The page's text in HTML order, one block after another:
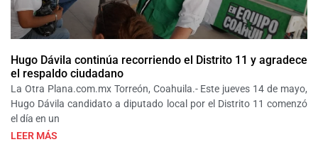
Hugo Dávila continúa recorriendo el Distrito 11 y agradece
el respaldo ciudadano
La Otra Plana.com.mx Torreón, Coahuila.- Este jueves 14 de mayo,
Hugo Dávila candidato a diputado local por el Distrito 11 comenzó
el día en un
LEER MÁS